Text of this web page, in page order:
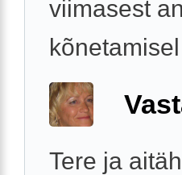
viimasest
Tere ja